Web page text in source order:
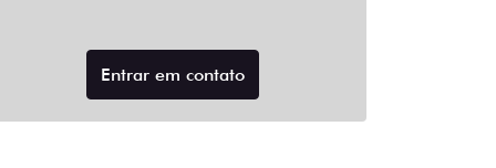
Entrar em contato